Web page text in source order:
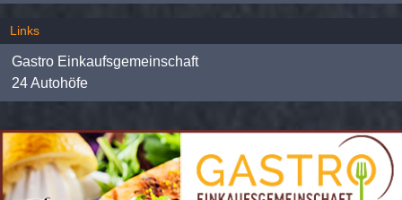
Links
Gastro Einkaufsgemeinschaft
24 Autohöfe